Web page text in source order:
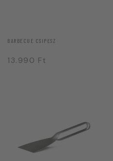
BARBECUE CSIPESZ
13.990 Ft